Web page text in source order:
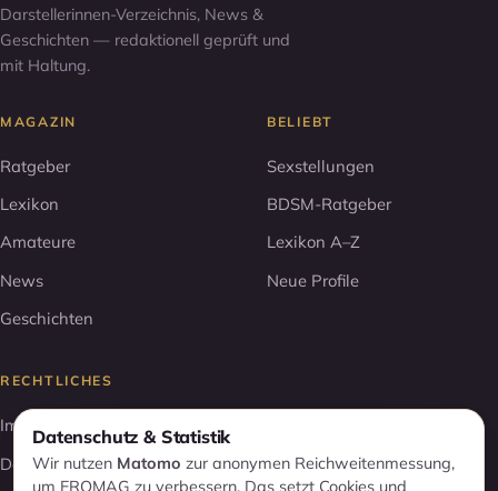
Darstellerinnen-Verzeichnis, News &
Geschichten — redaktionell geprüft und
mit Haltung.
MAGAZIN
Ratgeber
Lexikon
Amateure
News
Geschichten
BELIEBT
Sexstellungen
BDSM-Ratgeber
Lexikon A–Z
Neue Profile
RECHTLICHES
Impressum
Datenschutz
Datenschutz & Statistik
Wir nutzen Matomo zur anonymen Reichweitenmessung,
um EROMAG zu verbessern. Das setzt Cookies und